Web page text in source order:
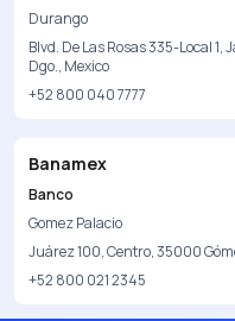
Durango
Blvd. De Las Rosas 335-Local
Dgo., Mexico
+52 800 040 7777
Banamex
Banco
Gomez Palacio
Juárez 100, Centro, 35000
+52 800 021 2345